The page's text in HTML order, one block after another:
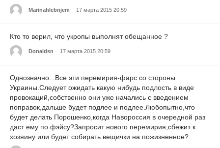
Marinahlebnjem 17 марта 2015 20:59
Кто то верил, что укропы выполнят обещанное ?
Donaldsn 17 марта 2015 20:59
Однозначно...Все эти перемирия-фарс со стороны
Украины.Следует ожидать какую нибудь подлость в виде
провокаций,собственно они уже начались с введением
поправок,дальше будет подлее и подлее.Любопытно,что
будет делать Порошенко,когда Навороссия в очередной раз
даст ему по фэйсу?Запросит нового перемирия,сбежит к
хозяину или будет собирать вещички на пожизненное?